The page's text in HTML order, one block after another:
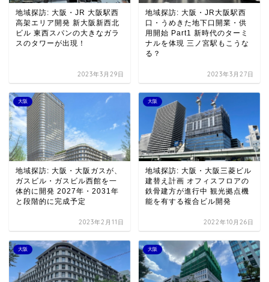
地域探訪: 大阪・JR 大阪駅西
高架エリア開発 新大阪新西北
ビル 東西スパンの大きなガラ
スのタワーが出現！
2023年3月29日
地域探訪: 大阪・JR大阪駅西
口・うめきた地下口開業・供
用開始 Part1 新時代のターミ
ナルを体現 三ノ宮駅もこうな
る？
2023年3月27日
大阪
地域探訪: 大阪・大阪ガスが、
ガスビル・ガスビル西館を一
体的に開発 2027年・2031年
と段階的に完成予定
2023年2月11日
大阪
地域探訪: 大阪・大阪三菱ビル
建替え計画 オフィスフロアの
鉄骨建方が進行中 観光拠点機
能を有する複合ビル開発
2022年10月26日
大阪 大阪